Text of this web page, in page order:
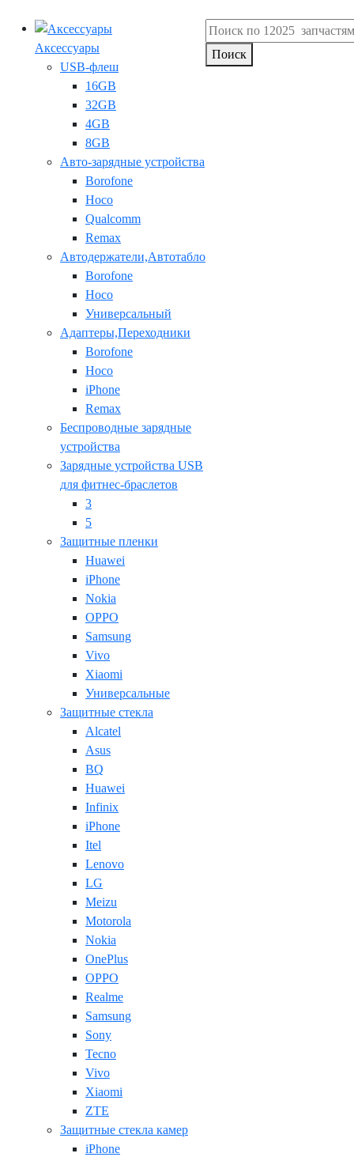
Аксессуары
USB-флеш
16GB
32GB
4GB
8GB
Авто-зарядные устройства
Borofone
Hoco
Qualcomm
Remax
Автодержатели,Автотабло
Borofone
Hoco
Универсальный
Адаптеры,Переходники
Borofone
Hoco
iPhone
Remax
Беспроводные зарядные
устройства
Зарядные устройства USB
для фитнес-браслетов
3
5
Защитные пленки
Huawei
iPhone
Nokia
OPPO
Samsung
Vivo
Xiaomi
Универсальные
Защитные стекла
Alcatel
Asus
BQ
Huawei
Infinix
iPhone
Itel
Lenovo
LG
Meizu
Motorola
Nokia
OnePlus
OPPO
Realme
Samsung
Sony
Tecno
Vivo
Xiaomi
ZTE
Защитные стекла камер
iPhone
Поиск